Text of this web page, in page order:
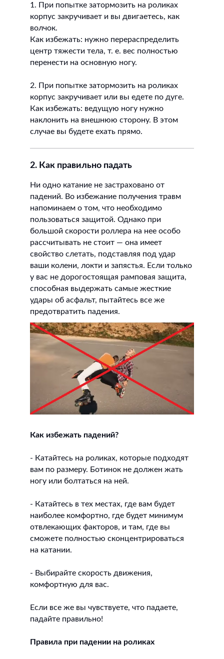
1. При попытке затормозить на роликах
корпус закручивает и вы двигаетесь, как
волчок.
Как избежать: нужно перераспределить
центр тяжести тела, т. е. вес полностью
перенести на основную ногу.
2. При попытке затормозить на роликах
корпус закручивает или вы едете по дуге.
Как избежать: ведущую ногу нужно
наклонить на внешнюю сторону. В этом
случае вы будете ехать прямо.
2. Как правильно падать
Ни одно катание не застраховано от
падений. Во избежание получения травм
напоминаем о том, что необходимо
пользоваться защитой. Однако при
большой скорости роллера на нее особо
рассчитывать не стоит — она имеет
свойство слетать, подставляя под удар
ваши колени, локти и запястья. Если только
у вас не дорогостоящая рамповая защита,
способная выдержать самые жесткие
удары об асфальт, пытайтесь все же
предотвратить падения.
Как избежать падений?
- Катайтесь на роликах, которые подходят
вам по размеру. Ботинок не должен жать
ногу или болтаться на ней.
- Катайтесь в тех местах, где вам будет
наиболее комфортно, где будет минимум
отвлекающих факторов, и там, где вы
сможете полностью сконцентрироваться
на катании.
- Выбирайте скорость движения,
комфортную для вас.
Если все же вы чувствуете, что падаете,
падайте правильно!
Правила при падении на роликах